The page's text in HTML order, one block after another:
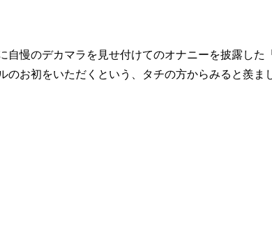
自慢のデカマラを見せ付けてのオナニーを披露した
のお初をいただくという、タチの方からみると羨ま